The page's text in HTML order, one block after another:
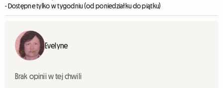
- Dostępne tylko w tygodniu (od poniedziałku do piątku)
Evelyne
Brak opinii w tej chwili